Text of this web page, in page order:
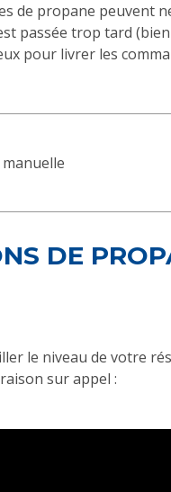
de propane peuvent
passée trop tard
pour livrer les
DE
le niveau de votre
sur appel :